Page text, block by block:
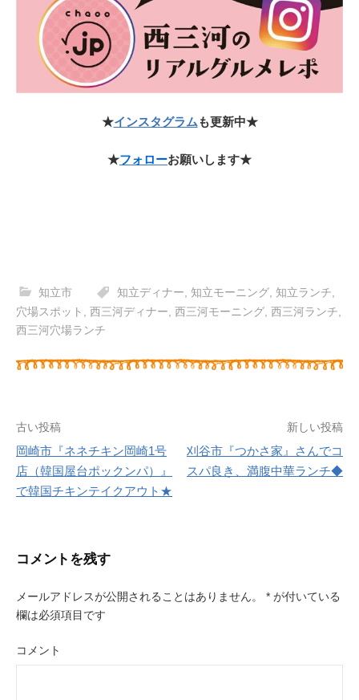
★インスタグラムも更新中★
★フォローお願いします★
知立市 知立ディナー 知立モーニング 知立ランチ
穴場スポット
西三河ディナー 西三河モーニング 西三河ランチ
西三河穴場ランチ
投
稿
ビ
ゲ
ー
シ
古い投稿
岡崎市『ネネチキン岡崎1号
店（韓国屋台ポックンパ）』
で韓国チキンテイクアウト★
新しい投稿
刈谷市『つかさ家』さんでコ
スパ良き、満腹中華ランチ◆
コメントを残す
メールアドレスが公開されることはありません。 * が付いている
欄は必須項目です
コメント